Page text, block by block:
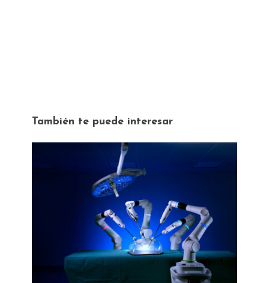
También te puede interesar